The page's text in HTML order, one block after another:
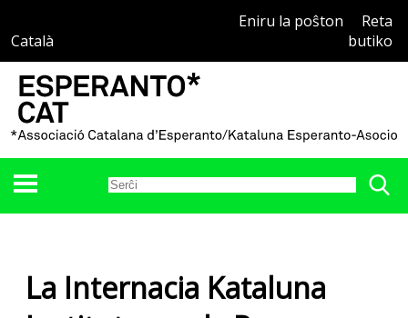
Català
Eniru la poŝton
Reta
butiko
La Internacia Kataluna